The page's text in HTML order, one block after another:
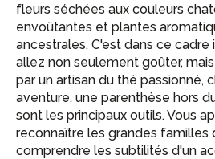
fleurs séchées aux couleurs
envoûtantes et plantes
ancestrales. C'est dans ce cadre
allez non seulement goûter,
par un artisan du thé passionné,
aventure, une parenthèse hors
sont les principaux outils. Vous
reconnaître les grandes familles
comprendre les subtilités d'un